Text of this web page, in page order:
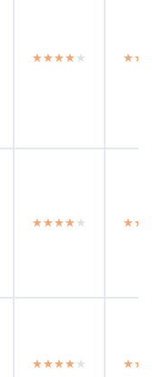
★★★★★
★★★★★
★★★★★
★★★★★
★★★★★
★★★★★